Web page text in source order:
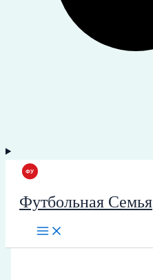
Футбольная Семья